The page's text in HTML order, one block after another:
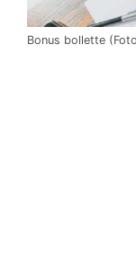
Bonus bollette